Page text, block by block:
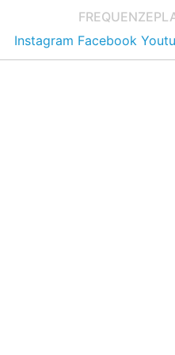
FREQUENZE
Instagram Facebook